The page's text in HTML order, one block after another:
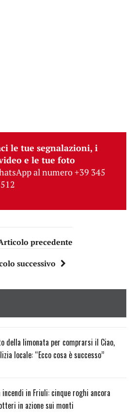
le tue segnalazioni, i
e le tue foto
al numero +39 345
precedente
successivo
della limonata per comprarsi il Ciao,
locale: “Ecco cosa è successo”
incendi in Friuli: cinque roghi ancora
in azione sui monti